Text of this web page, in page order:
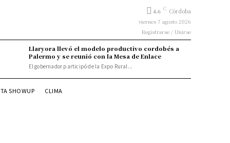
4.6 C Córdoba
viernes 7 agosto 2026
Registrarse / Unirse
Llaryora llevó el modelo productivo cordobés a
Palermo y se reunió con la Mesa de Enlace
El gobernador participó de la Expo Rural...
SHOWUP CLIMA